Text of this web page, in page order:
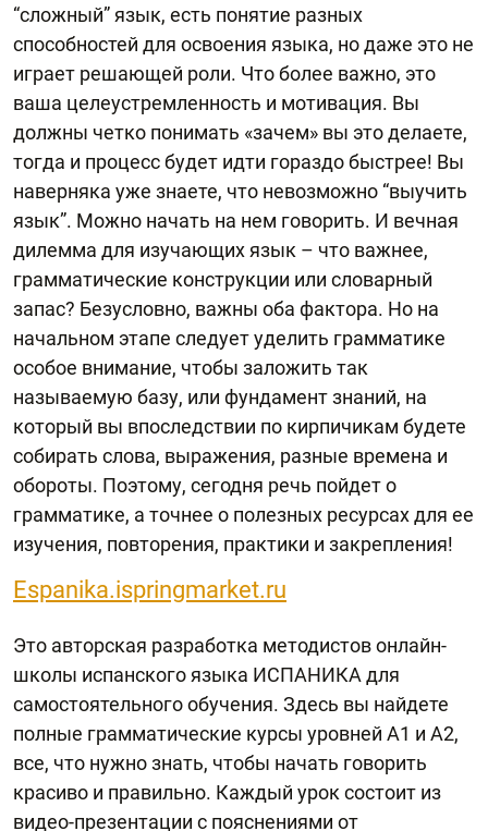
“сложный” язык, есть понятие разных
способностей для освоения языка, но даже это не
играет решающей роли. Что более важно, это
ваша целеустремленность и мотивация. Вы
должны четко понимать «зачем» вы это делаете,
тогда и процесс будет идти гораздо быстрее! Вы
наверняка уже знаете, что невозможно “выучить
язык”. Можно начать на нем говорить. И вечная
дилемма для изучающих язык – что важнее,
грамматические конструкции или словарный
запас? Безусловно, важны оба фактора. Но на
начальном этапе следует уделить грамматике
особое внимание, чтобы заложить так
называемую базу, или фундамент знаний, на
который вы впоследствии по кирпичикам будете
собирать слова, выражения, разные времена и
обороты. Поэтому, сегодня речь пойдет о
грамматике, а точнее о полезных ресурсах для ее
изучения, повторения, практики и закрепления!
Espanika.ispringmarket.ru
Это авторская разработка методистов онлайн-
школы испанского языка ИСПАНИКА для
самостоятельного обучения. Здесь вы найдете
полные грамматические курсы уровней А1 и А2,
все, что нужно знать, чтобы начать говорить
красиво и правильно. Каждый урок состоит из
видео-презентации с пояснениями от